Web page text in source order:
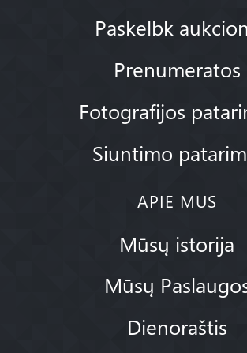
Paskelbk
Prenumeratos
Fotografijos
Siuntimo
APIE MUS
Mūsų istorija
Mūsų
Dienoraštis